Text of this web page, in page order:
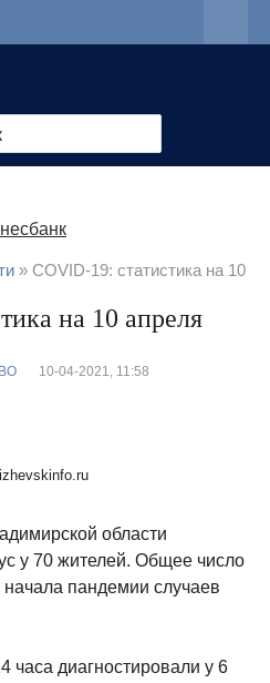
» COVID-19: статистика на 10
на 10 апреля
10-04-2021, 11:58
области
у 70 жителей. Общее число
пандемии случаев
часа диагностировали у 6